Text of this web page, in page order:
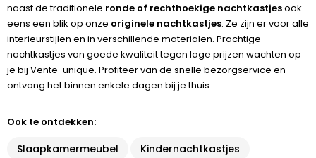
naast de traditionele ronde of rechthoekige nachtkastjesook
eens een blik op onze originele nachtkastjes. Ze zijn er voor alle
interieurstijlen en in verschillende materialen. Prachtige
nachtkastjes van goede kwaliteit tegen lage prijzen wachten op
je bij Vente-unique. Profiteer van de snelle bezorgservice en
ontvang het binnen enkele dagen bij je thuis.
Ook te ontdekken:
Slaapkamermeubel Kindernachtkastjes